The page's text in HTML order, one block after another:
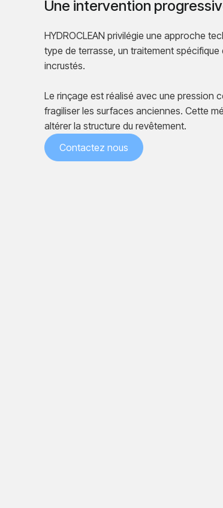
Une intervention
HYDROCLEAN privilégie une approche
type de terrasse, un traitement
incrustés.
Le rinçage est réalisé avec une pression
fragiliser les surfaces anciennes. Cette
altérer la structure du revêtement.
Contactez nous